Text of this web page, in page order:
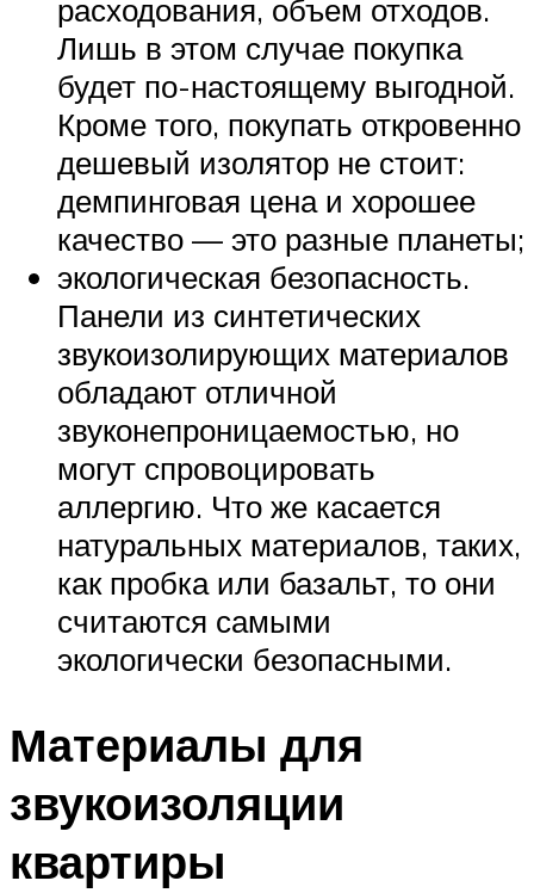
расходования, объем отходов.
Лишь в этом случае покупка
будет по-настоящему выгодной.
Кроме того, покупать откровенно
дешевый изолятор не стоит:
демпинговая цена и хорошее
качество — это разные планеты;
экологическая безопасность.
Панели из синтетических
звукоизолирующих материалов
обладают отличной
звуконепроницаемостью, но
могут спровоцировать
аллергию. Что же касается
натуральных материалов, таких,
как пробка или базальт, то они
считаются самыми
экологически безопасными.
Материалы для
звукоизоляции
квартиры